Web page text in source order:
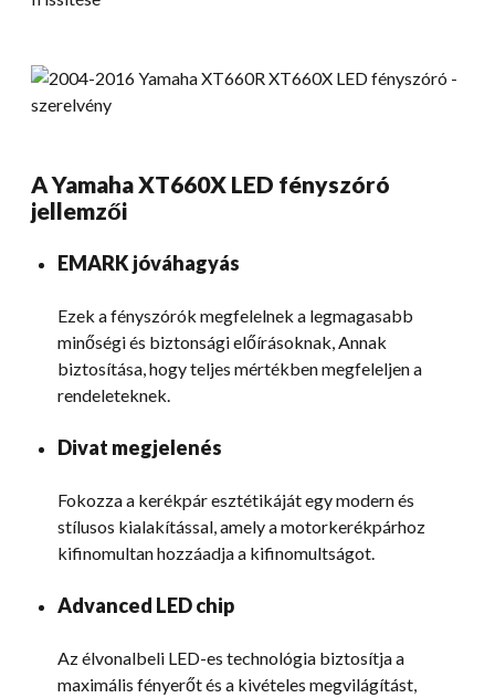
A Yamaha XT660X LED fényszóró
jellemzői
EMARK jóváhagyás
Ezek a fényszórók megfelelnek a legmagasabb
minőségi és biztonsági előírásoknak, Annak
biztosítása, hogy teljes mértékben megfeleljen a
rendeleteknek.
Divat megjelenés
Fokozza a kerékpár esztétikáját egy modern és
stílusos kialakítással, amely a motorkerékpárhoz
kifinomultan hozzáadja a kifinomultságot.
Advanced LED chip
Az élvonalbeli LED-es technológia biztosítja a
maximális fényerőt és a kivételes megvilágítást,